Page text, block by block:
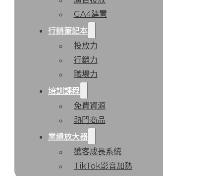
GA4建置
行銷筆記本
投放力
行銷力
職場力
培訓課程
免費資源
熱門商品
業績放大器
獲客成長系統
TikTok影音加熱